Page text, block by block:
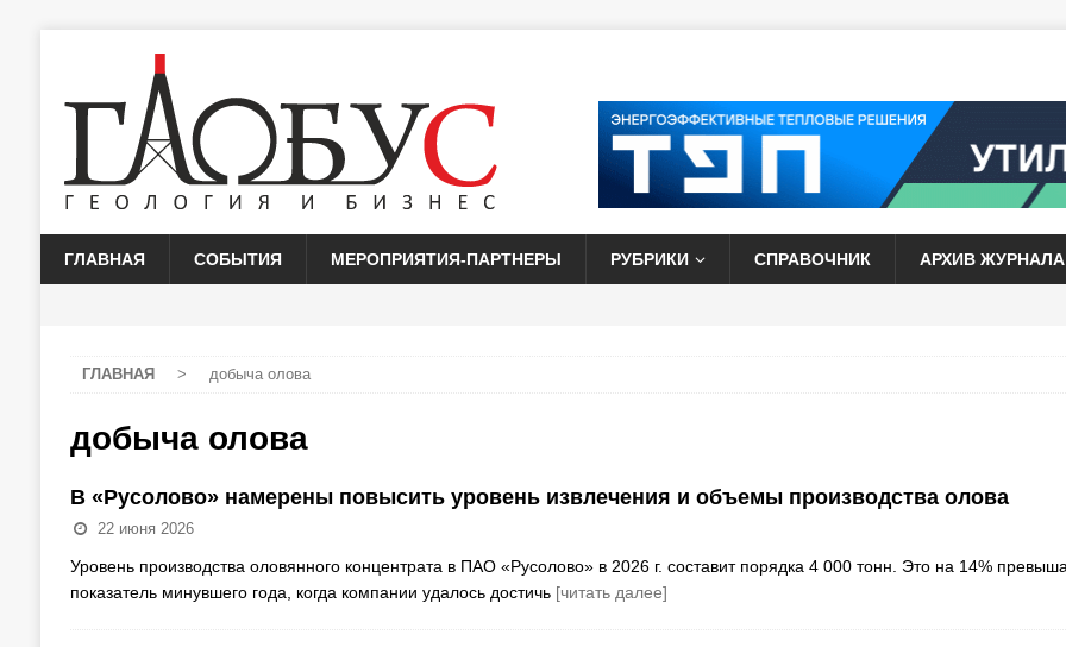
ГЛАВНАЯ СОБЫТИЯ МЕРОПРИЯТИЯ-ПАРТНЕРЫ РУБРИКИ СПРАВОЧНИК АРХИВ ЖУРНАЛА
ГЛАВНАЯ > добыча олова
добыча олова
В «Русолово» намерены повысить уровень извлечения и объемы производства олова
22 июня 2026
Уровень производства оловянного концентрата в ПАО «Русолово» в 2026 г. составит порядка 4 000 тонн. Это на 14%
показатель минувшего года, когда компании удалось достичь [читать далее]